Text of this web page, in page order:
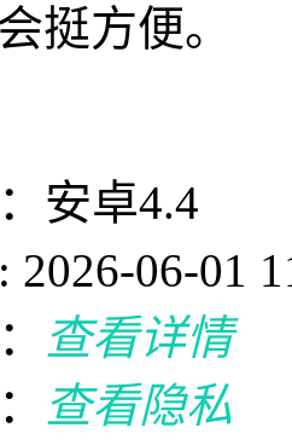
挺方便。
安卓4.4
2026-06-01
查看详情
查看隐私